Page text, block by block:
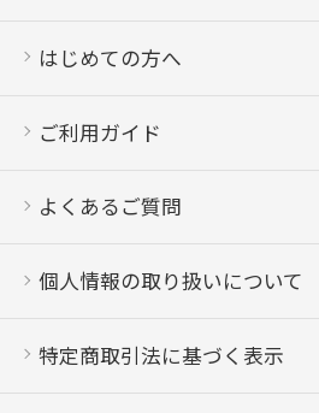
はじめての方へ
ご利用ガイド
よくあるご質問
個人情報の取り扱いについて
特定商取引法に基づく表示